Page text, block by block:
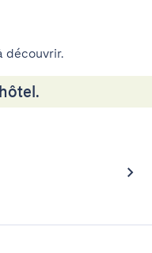
découvrir.